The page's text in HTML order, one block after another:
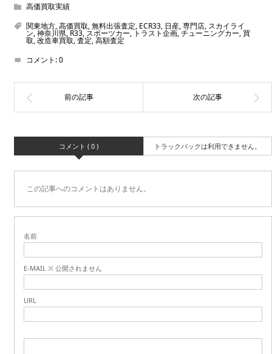
高価買取実績
関東地方,高価買取,無料出張査定, ECR33, 日産,専門店, スカイライ
ン,神奈川県,R33, スポーツカー,トラスト企画,チューニングカー,買
取,改造車買取,査定,高額査定
コメント:0
コメント ( 0 ) トラックバックは利用できません。
この記事へのコメントはありません。
名前
E-MAIL ※ 公開されません
URL